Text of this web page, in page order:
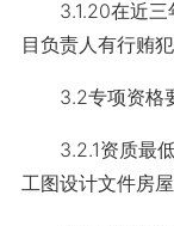
3.1.20在近三
目负责人有行贿犯
3.2专项资格
3.2.1资质最低
工图设计文件房